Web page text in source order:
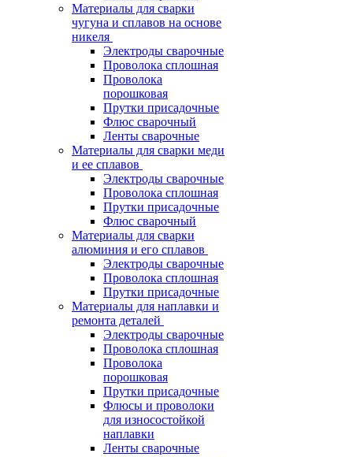
Материалы для сварки
чугуна и сплавов на основе
никеля
Электроды сварочные
Проволока сплошная
Проволока
порошковая
Прутки присадочные
Флюс сварочный
Ленты сварочные
Материалы для сварки меди
и ее сплавов
Электроды сварочные
Проволока сплошная
Прутки присадочные
Флюс сварочный
Материалы для сварки
алюминия и его сплавов
Электроды сварочные
Проволока сплошная
Прутки присадочные
Материалы для наплавки и
ремонта деталей
Электроды сварочные
Проволока сплошная
Проволока
порошковая
Прутки присадочные
Флюсы и проволоки
для износостойкой
наплавки
Ленты сварочные